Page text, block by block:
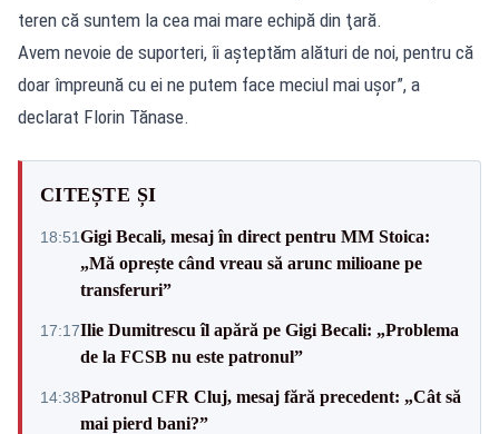
teren că suntem la cea mai mare echipă din ţară.
Avem nevoie de suporteri, îi aşteptăm alături de noi, pentru că
doar împreună cu ei ne putem face meciul mai uşor”, a
declarat Florin Tănase.
CITEȘTE ȘI
18:51Gigi Becali, mesaj în direct pentru MM Stoica:
„Mă oprește când vreau să arunc milioane pe
transferuri”
17:17Ilie Dumitrescu îl apără pe Gigi Becali: „Problema
de la FCSB nu este patronul”
14:38Patronul CFR Cluj, mesaj fără precedent: „Cât să
mai pierd bani?”